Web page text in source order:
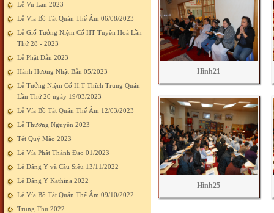
Lễ Vu Lan 2023
Lễ Vía Bồ Tát Quán Thế Âm 06/08/2023
Lễ Giố Tưởng Niệm Cố HT Tuyên Hoá Lần
Thứ 28 - 2023
Lễ Phật Đản 2023
Hành Hương Nhật Bản 05/2023
Lễ Tưởng Niệm Cố H.T Thích Trung Quán
Lần Thứ 20 ngày 19/03/2023
Lễ Vía Bồ Tát Quán Thế Âm 12/03/2023
Lễ Thượng Nguyên 2023
Tết Quý Mão 2023
Lễ Vía Phật Thành Đạo 01/2023
Lễ Dâng Y và Cầu Siêu 13/11/2022
Lễ Dâng Y Kathina 2022
Lễ Vía Bồ Tát Quán Thế Âm 09/10/2022
Trung Thu 2022
Hình21
Hình25